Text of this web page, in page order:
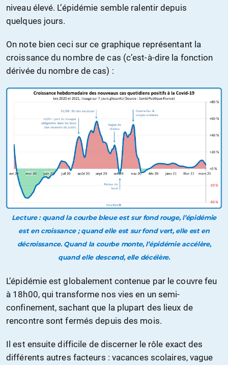
niveau élevé. L’épidémie semble ralentir depuis
quelques jours.
On note bien ceci sur ce graphique représentant la
croissance du nombre de cas (c’est-à-dire la fonction
dérivée du nombre de cas) :
Lecture : quand la courbe bleue est sur fond rouge, l’épidémie
est en croissance ; quand elle est sur fond vert, elle est en
décroissance. Quand la courbe monte, l’épidémie accélère,
quand elle descend, elle décélère.
L’épidémie est globalement contenue par le couvre feu
à 18h00, qui transforme nos vies en un semi-
confinement, sachant que la plupart des lieux de
rencontre sont fermés depuis des mois.
Il est ensuite difficile de discerner le rôle exact des
différents autres facteurs : vacances scolaires, vague